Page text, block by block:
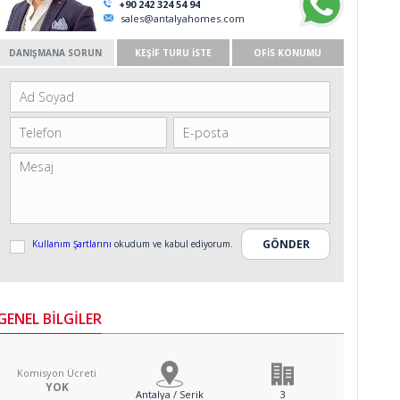
+90 242 324 54 94
sales@antalyahomes.com
DANIŞMANA SORUN KEŞİF TURU İSTE OFİS KONUMU
Kullanım Şartlarını okudum ve kabul ediyorum.
BİLGİLER
Komisyon Ücreti
YOK Antalya / Serik 3